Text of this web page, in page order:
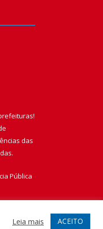
!
das
Pública
Leia mais ACEITO